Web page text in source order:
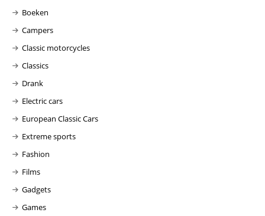
Boeken
Campers
Classic motorcycles
Classics
Drank
Electric cars
European Classic Cars
Extreme sports
Fashion
Films
Gadgets
Games